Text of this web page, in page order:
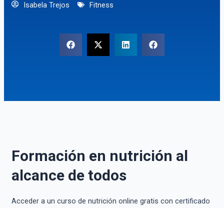
Isabela Trejos Fitness
Formación en nutrición al
alcance de todos
Acceder a un curso de nutrición online gratis con certificado